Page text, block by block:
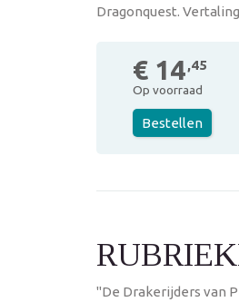
Dragonquest.
€ 14,45
Op voorraad
Bestellen
"De Drakerijders van